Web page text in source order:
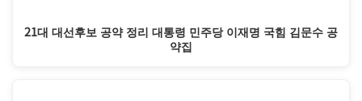
21대 대선후보 공약 정리 대통령 민주당 이재명 국힘 김문수 공
약집